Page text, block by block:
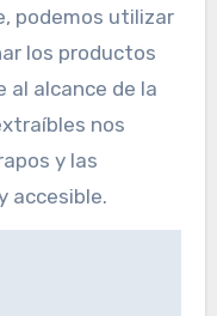
podemos utilizar
los productos
al alcance de la
nos
y las
accesible.